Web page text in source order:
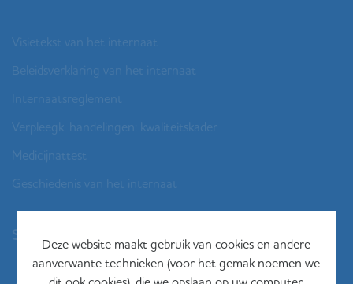
Deze website maakt gebruik van cookies en andere
aanverwante technieken (voor het gemak noemen we
Visietekst van het internaat
Beleidsverklaring van het internaat
Internaatsreglement
Verpleegk. handelingen: kwaliteitskader
Medicijnattest
Geschiedenis van het internaat
Social media